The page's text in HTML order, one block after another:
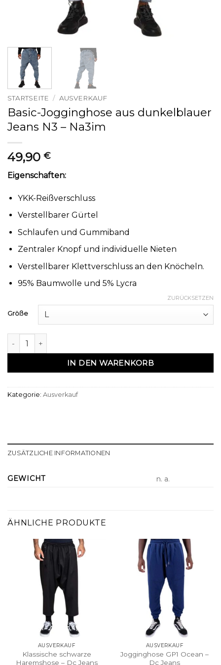
STARTSEITE / AUSVERKAUF
Basic-Jogginghose aus dunkelblauer
Jeans N3 – Na3im
49,90 €
Eigenschaften:
YKK-Reißverschluss
Verstellbarer Gürtel
Schlaufen und Gummiband
Zentraler Knopf und individuelle Nieten
Verstellbarer Klettverschluss an den Knöcheln.
95% Baumwolle und 5% Lycra
Größe
ZURÜCKSETZEN
Sarouel basic jeans bleu foncé N3 - Na3im Menge
IN DEN WARENKORB
Kategorie: Ausverkauf
ZUSÄTZLICHE INFORMATIONEN
GEWICHT n. a.
ÄHNLICHE PRODUKTE
AUSVERKAUF
Klassische schwarze
Haremshose – Dc Jeans
AUSVERKAUF
Jogginghose GP1 Ocean –
Dc Jeans